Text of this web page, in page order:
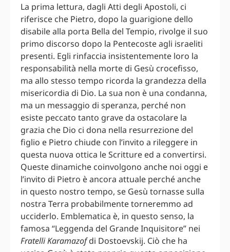
La prima lettura, dagli Atti degli Apostoli, ci
riferisce che Pietro, dopo la guarigione dello
disabile alla porta Bella del Tempio, rivolge il suo
primo discorso dopo la Pentecoste agli israeliti
presenti. Egli rinfaccia insistentemente loro la
responsabilità nella morte di Gesù crocefisso,
ma allo stesso tempo ricorda la grandezza della
misericordia di Dio. La sua non è una condanna,
ma un messaggio di speranza, perché non
esiste peccato tanto grave da ostacolare la
grazia che Dio ci dona nella resurrezione del
figlio e Pietro chiude con l’invito a rileggere in
questa nuova ottica le Scritture ed a convertirsi.
Queste dinamiche coinvolgono anche noi oggi e
l’invito di Pietro è ancora attuale perché anche
in questo nostro tempo, se Gesù tornasse sulla
nostra Terra probabilmente torneremmo ad
ucciderlo. Emblematica è, in questo senso, la
famosa “Leggenda del Grande Inquisitore” nei
Fratelli Karamazofdi Dostoevskij. Ciò che ha